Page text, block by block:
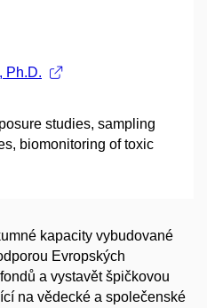
Ph.D.
studies, sampling
biomonitoring of toxic
kapacity vybudované
Evropských
a vystavět špičkovou
na vědecké a společenské